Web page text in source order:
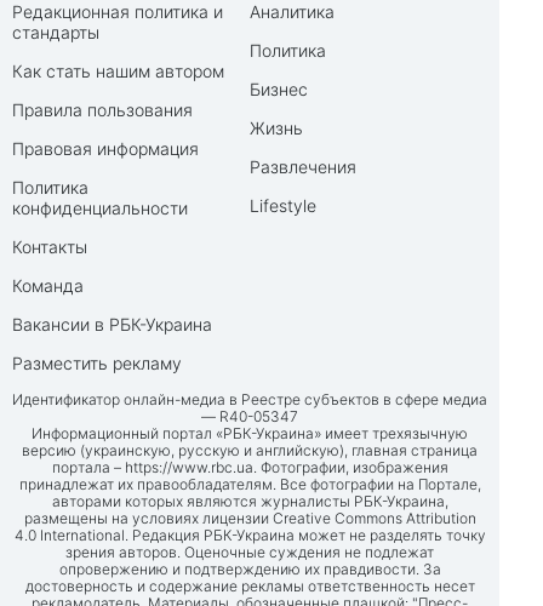
Редакционная политика и
стандарты
Как стать нашим автором
Правила пользования
Правовая информация
Политика
конфиденциальности
Контакты
Команда
Вакансии в РБК-Украина
Разместить рекламу
Аналитика
Политика
Бизнес
Жизнь
Развлечения
Lifestyle
Идентификатор онлайн-медиа в Реестре субъектов в сфере медиа
— R40-05347
Информационный портал «РБК-Украина» имеет трехязычную
версию (украинскую, русскую и английскую), главная страница
портала – https://www.rbc.ua. Фотографии, изображения
принадлежат их правообладателям. Все фотографии на Портале,
авторами которых являются журналисты РБК-Украина,
размещены на условиях лицензии Creative Commons Attribution
4.0 International. Редакция РБК-Украина может не разделять точку
зрения авторов. Оценочные суждения не подлежат
опровержению и подтверждению их правдивости. За
достоверность и содержание рекламы ответственность несет